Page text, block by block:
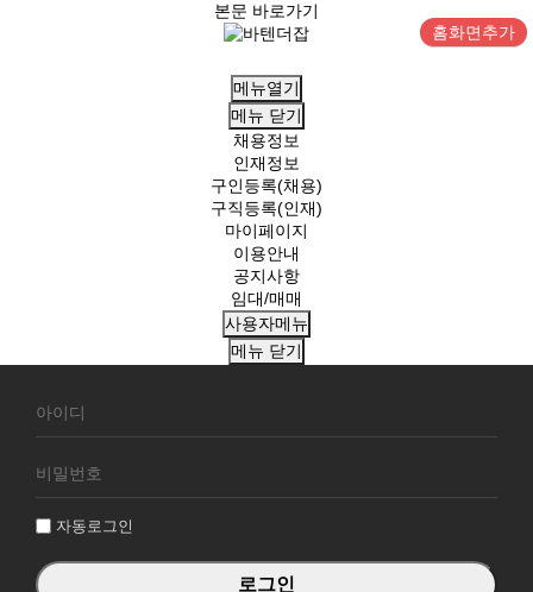
본문 바로가기
홈화면추가
메뉴열기
메뉴 닫기
채용정보
인재정보
구인등록(채용)
구직등록(인재)
마이페이지
이용안내
공지사항
임대/매매
사용자메뉴
메뉴 닫기
원
그
자동로그인